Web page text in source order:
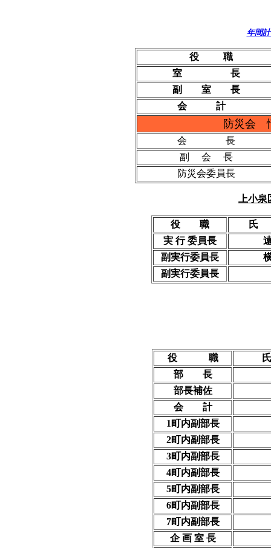
年間
役 職
室 長
副 室 長
会 計
防災
会 長
副 会 長
防災会委員長
上小
役 職
実 行 委員長
副実行委員長
副実行委員長
役 職
部 長
部長補佐
会 計
1町内副部長
2町内副部長
3町内副部長
4町内副部長
5町内副部長
6町内副部長
7町内副部長
企 画 室 長